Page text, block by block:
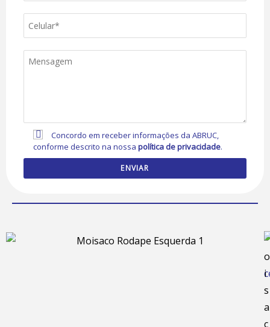
Concordo em receber informações da ABRUC,
conforme descrito na nossapolítica de privacidade.